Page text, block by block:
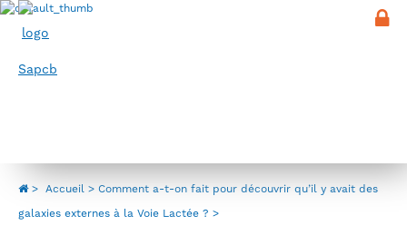
Comment a-t-on fait pour découvrir
qu’il y avait des galaxies externes à la
> Accueil
Comment a-t-on fait pour découvrir qu’il y avait des
galaxies externes à la Voie Lactée ?
Panneau de gestion des cookies